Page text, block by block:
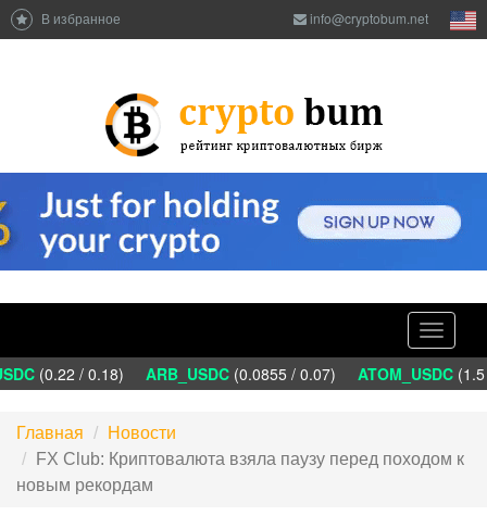
В избранное info@cryptobum.net
Toggle
(0.22 / 0.18) ARB_USDC(0.0855 / 0.07) ATOM_USDC(1.5
Главная
Новости
FX Club: Криптовалюта взяла паузу перед походом к
новым рекордам